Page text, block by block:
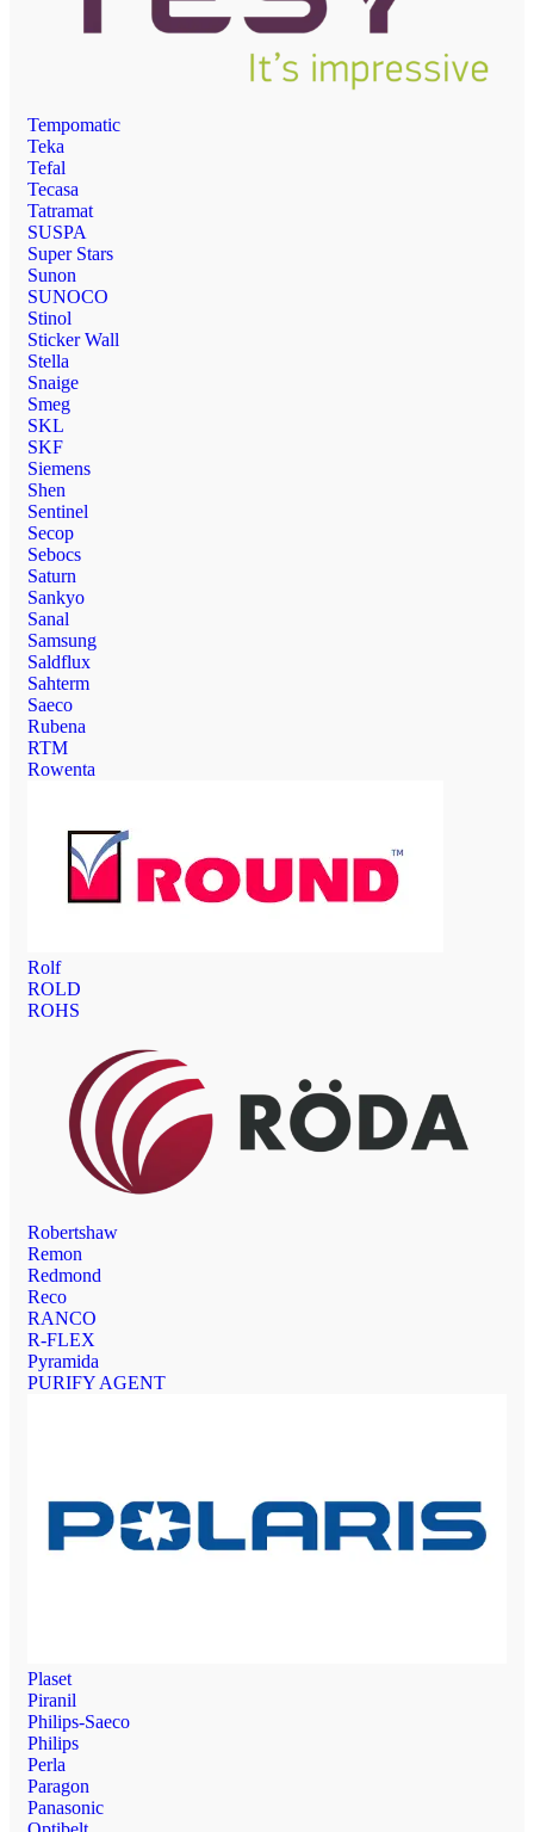
Tempomatic
Teka
Tefal
Tecasa
Tatramat
SUSPA
Super Stars
Sunon
SUNOCO
Stinol
Sticker Wall
Stella
Snaige
Smeg
SKL
SKF
Siemens
Shen
Sentinel
Secop
Sebocs
Saturn
Sankyo
Sanal
Samsung
Saldflux
Sahterm
Saeco
Rubena
RTM
Rowenta
Rolf
ROLD
ROHS
Robertshaw
Remon
Redmond
Reco
RANCO
R-FLEX
Pyramida
PURIFY AGENT
Plaset
Piranil
Philips-Saeco
Philips
Perla
Paragon
Panasonic